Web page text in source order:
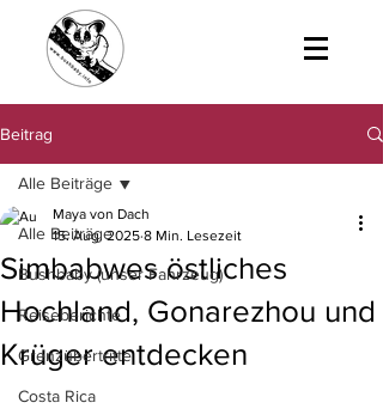
Beitrag
Alle Beiträge
Bushbaby (unser Fahrzeug)
Reiseberichte
Grenzübertritte
Costa Rica
Alle Beiträge
Simbabwes östliches
Hochland, Gonarezhou und
Krüger entdecken
Maya von Dach
15. Aug. 2025 8 Min. Lesezeit